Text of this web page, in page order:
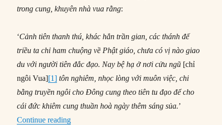
trong cung, khuyên nhà vua rằng:
‘Cảnh tiên thanh thú, khác hẳn trần gian, các thánh đế
triều ta chỉ ham chuộng về Phật giáo, chưa có vị nào giao
du với người tiên đắc đạo. Nay bệ hạ ở nơi cửu ngũ [chỉ
ngôi Vua][1] tôn nghiêm, nhọc lòng với muôn việc, chi
bằng truyền ngôi cho Đông cung theo tiên tu đạo để cho
cái đức khiêm cung thuần hoà ngày thêm sáng sủa.’
Continue reading“Hồ Quý Ly thoát mưu sát, tiếm ngôi nhà Trần”